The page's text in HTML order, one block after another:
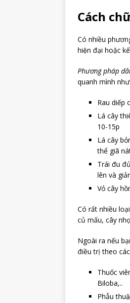
Cách
Có nhiều
hiện đại hoặc
Phương pháp
quanh mình như:
Rau diếp
Lá cây
10-15p
Lá cây
thể giã
Trái đu
lên và
Vỏ cây
Có rất nhiều
củ mấu, cây
Ngoài ra nếu
điều trị theo các
Thuốc
Biloba,..
Phẫu